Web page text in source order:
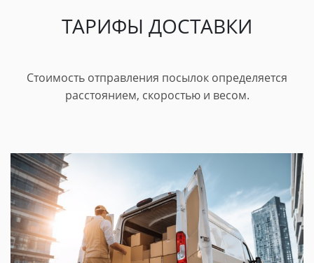
ТАРИФЫ ДОСТАВКИ
Стоимость отправления посылок определяется
расстоянием, скоростью и весом.